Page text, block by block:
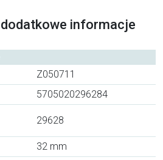
informacje
Z050711
5705020296284
29628
32 mm